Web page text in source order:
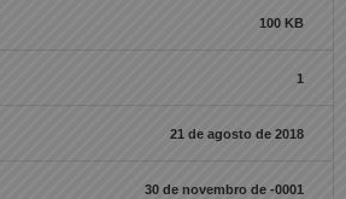
100 KB
1
21 de agosto de 2018
30 de novembro de -0001